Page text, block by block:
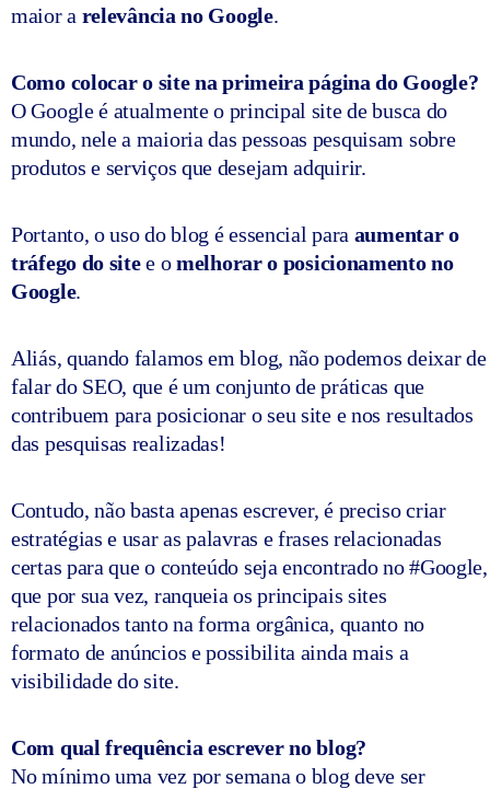
maior a relevância no Google.
Como colocar o sitenaprimeira página do Google?
O Google é atualmente o principal site de busca do
mundo, nele a maioria das pessoas pesquisam sobre
produtos e serviços que desejam adquirir.
Portanto, o uso do blog é essencial para aumentar o
tráfego do sitee omelhorar o posicionamento no
Google.
Aliás, quando falamos em blog, não podemos deixar de
falar do SEO, que é um conjunto de práticas que
contribuem para posicionar o seu site e nos resultados
das pesquisas realizadas!
Contudo, não basta apenas escrever, é preciso criar
estratégias e usar as palavras e frases relacionadas
certas para que o conteúdo seja encontrado no #Google,
que por sua vez, ranqueia os principais sites
relacionados tanto na forma orgânica, quanto no
formato de anúncios e possibilita ainda mais a
visibilidade do site.
Com qual frequência escrever no blog?
No mínimo uma vez por semana o blog deve ser